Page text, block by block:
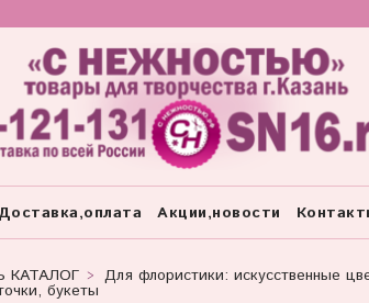
Доставка,оплата Акции,новости
КАТАЛОГ Для флористики: искусственные
букеты